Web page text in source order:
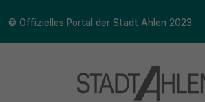
© Offizielles Portal der Stadt Ahlen 2023